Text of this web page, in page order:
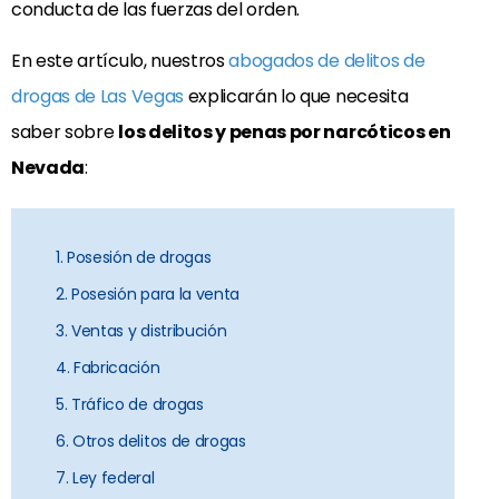
conducta de las fuerzas del orden.
En este artículo, nuestrosabogados de delitos de
drogas de Las Vegas explicarán lo que necesita
saber sobrelos delitos y penas por narcóticos en
Nevada:
1. Posesión de drogas
2. Posesión para la venta
3. Ventas y distribución
4. Fabricación
5. Tráfico de drogas
6. Otros delitos de drogas
7. Ley federal